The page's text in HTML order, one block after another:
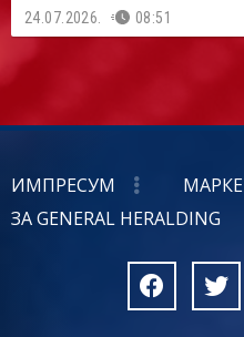
24.07.2026. 08:51
ИМПРЕСУМ
ЗА GENERAL HERALDING